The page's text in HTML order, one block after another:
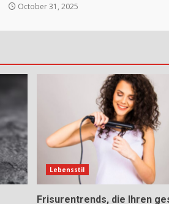
October 31, 2025
Lebensstil
Frisurentrends, die Ihren